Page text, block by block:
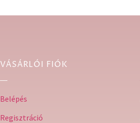
VÁSÁRLÓI FIÓK
Belépés
Regisztráció